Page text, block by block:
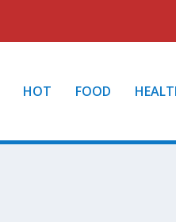
HOT FOOD